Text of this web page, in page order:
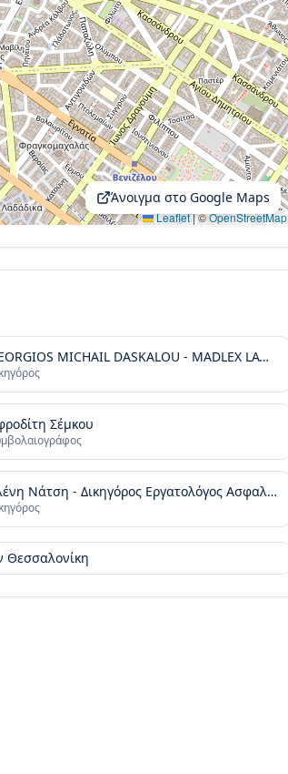
Leaflet|©OpenStreetMap
Άνοιγμα στο Google Maps
GEORGIOS MICHAIL DASKALOU - MADLEX LAW FIRM - REAL ESTATE LAW & GREEK GOLDEN VISA
Σέμκου
Ελένη Νάτση - Δικηγόρος Εργατολόγος Ασφαλιστικό Συνταξιοδοτικό
Θεσσαλονίκη